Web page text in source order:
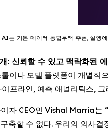
AI는 기본 데이터 통합부터 추론, 실행에
신뢰할 수 있고 맥락화된
이나 모델 플랫폼이 개별
프라인, 예측 애널리틱스,
자 CEO인 Vishal Marria는
축할 수 없다. 우리의 의사